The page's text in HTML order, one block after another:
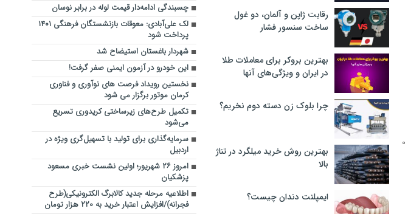
رقابت ژاپن و آلمان، دو غول
ساخت سنسور فشار
بهترین بروکر برای معاملات طلا
در ایران و ویژگی‌های آنها
چرا بلوک زن دسته دوم نخریم؟
بهترین روش خرید میلگرد در تناژ
بالا
ایمپلنت دندان چیست؟
چسبندگی ادامه‌دار قیمت لوله در برابر نوسان
لک‌ علی‌آبادی: معوقات بازنشستگان فرهنگی ۱۴۰۱
پرداخت شود
شهردار باغستان استیضاح شد
این خودرو در آزمون ایمنی صفر گرفت!
نخستین رویداد فرصت های نوآوری و فناوری
کرمان موتور برگزار می شود
تکمیل طرح‌های زیرساختی کریدوری تسریع
می‌شود
سرمایه‌گذاری برای تولید با تسهیل‌گری ویژه در
اردبیل
امروز ۲۶ شهریور؛ اولین نشست خبری مسعود
پزشکیان
اطلاعیه مرحله جدید کالابرگ‌ الکترونیکی(طرح
فجرانه)/‌افزایش اعتبار خرید به ۲۲۰ هزار تومان